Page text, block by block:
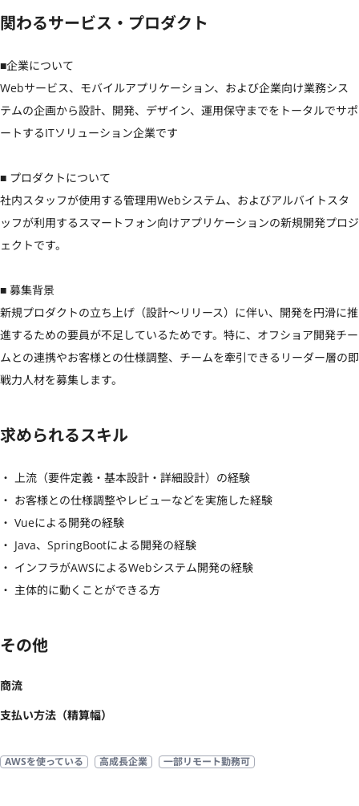
関わるサービス・プロダクト
■企業について
Webサービス、モバイルアプリケーション、および企業向け業務シス
テムの企画から設計、開発、デザイン、運用保守までをトータルでサポ
ートするITソリューション企業です
■ プロダクトについて
社内スタッフが使用する管理用Webシステム、およびアルバイトスタ
ッフが利用するスマートフォン向けアプリケーションの新規開発プロジ
ェクトです。
■ 募集背景
新規プロダクトの立ち上げ（設計〜リリース）に伴い、開発を円滑に推
進するための要員が不足しているためです。特に、オフショア開発チー
ムとの連携やお客様との仕様調整、チームを牽引できるリーダー層の即
戦力人材を募集します。
求められるスキル
・ 上流（要件定義・基本設計・詳細設計）の経験
・ お客様との仕様調整やレビューなどを実施した経験
・ Vueによる開発の経験
・ Java、SpringBootによる開発の経験
・ インフラがAWSによるWebシステム開発の経験
・ 主体的に動くことができる方
その他
商流
支払い方法（精算幅）
AWSを使っている 高成長企業 一部リモート勤務可